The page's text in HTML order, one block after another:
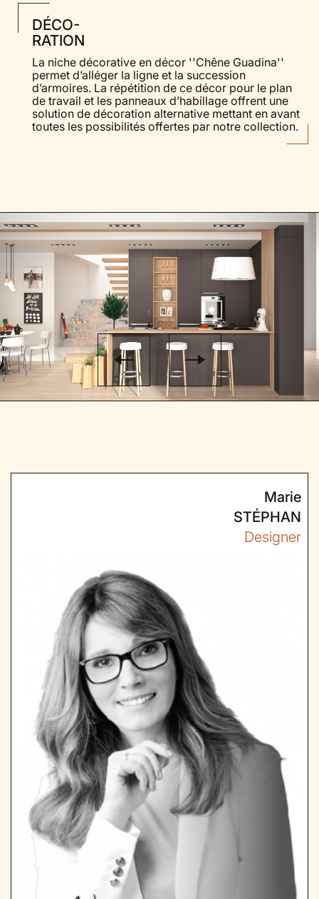
DÉCO-
RATION
La niche décorative en décor ''Chêne Guadina''
permet d’alléger la ligne et la succession
d’armoires. La répétition de ce décor pour le plan
de travail et les panneaux d’habillage offrent une
solution de décoration alternative mettant en avant
toutes les possibilités offertes par notre collection.
Marie
STÉPHAN
Designer